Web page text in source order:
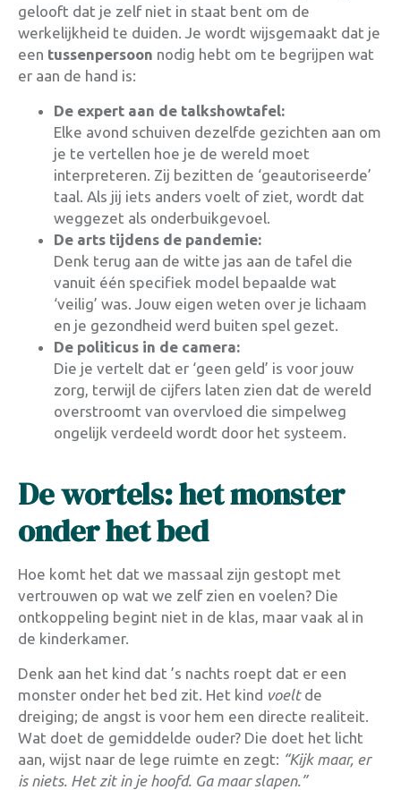
gelooft dat je zelf niet in staat bent om de
werkelijkheid te duiden. Je wordt wijsgemaakt dat je
een tussenpersoon nodig hebt om te begrijpen wat
er aan de hand is:
De expert aan de talkshowtafel:
Elke avond schuiven dezelfde gezichten aan om
je te vertellen hoe je de wereld moet
interpreteren. Zij bezitten de ‘geautoriseerde’
taal. Als jij iets anders voelt of ziet, wordt dat
weggezet als onderbuikgevoel.
De arts tijdens de pandemie:
Denk terug aan de witte jas aan de tafel die
vanuit één specifiek model bepaalde wat
‘veilig’ was. Jouw eigen weten over je lichaam
en je gezondheid werd buiten spel gezet.
De politicus in de camera:
Die je vertelt dat er ‘geen geld’ is voor jouw
zorg, terwijl de cijfers laten zien dat de wereld
overstroomt van overvloed die simpelweg
ongelijk verdeeld wordt door het systeem.
De wortels: het monster
onder het bed
Hoe komt het dat we massaal zijn gestopt met
vertrouwen op wat we zelf zien en voelen? Die
ontkoppeling begint niet in de klas, maar vaak al in
de kinderkamer.
Denk aan het kind dat ’s nachts roept dat er een
monster onder het bed zit. Het kind voeltde
dreiging; de angst is voor hem een directe realiteit.
Wat doet de gemiddelde ouder? Die doet het licht
aan, wijst naar de lege ruimte en zegt: “Kijk maar, er
is niets. Het zit in je hoofd. Ga maar slapen.”